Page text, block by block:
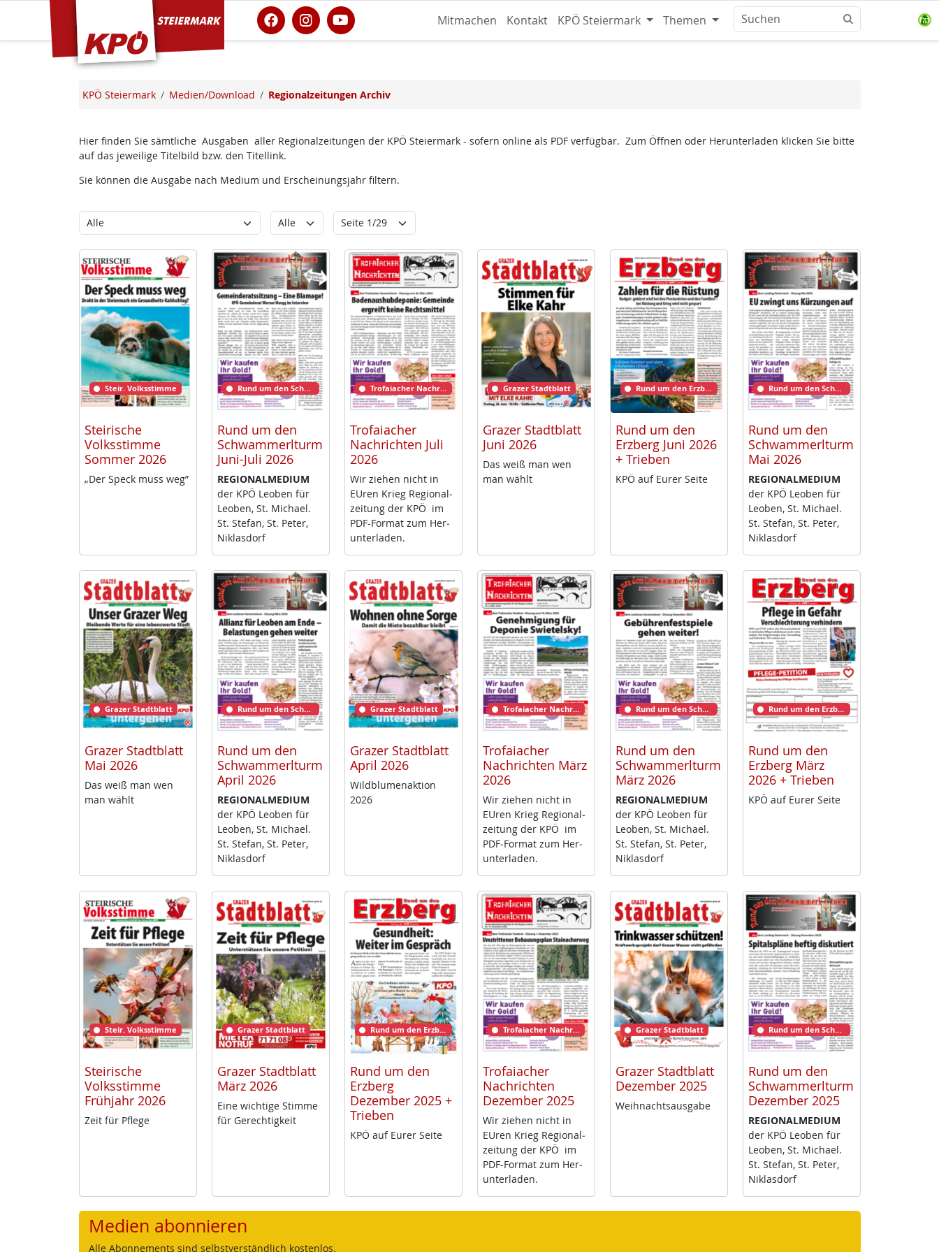
KPÖ Steiermark Mitmachen Kontakt KPÖ Steiermark Themen
KPÖ Steiermark Medien/Download Regionalzeitungen Archiv
Hier finden Sie sämtliche Ausgaben aller Regionalzeitungen der KPÖ Steiermark - sofern online als PDF verfügbar. Zum Öffnen oder Herunterladen klicken Sie bitte
auf das jeweilige Titelbild bzw. den Titellink.
Sie können die Ausgabe nach Medium und Erscheinungsjahr filtern.
Kategorie Erscheinungsjahr
Seite
Steir. Volksstimme
Steirische
Volksstimme
Sommer 2026
„Der Speck muss weg”
Rund um den Schwammerlturm
Rund um den
Schwammerlturm
Juni-Juli 2026
RE­GIO­NAL­ME­DI­UM
der KPÖ Leo­ben für
Leo­ben, St. Mi­cha­el.
St. Ste­fan, St. Pe­ter,
Niklas­dorf
Trofaiacher Nachrichten
Trofaiacher
Nachrichten Juli
2026
Wir zie­hen nicht in
EU­ren Krieg Re­gio­nal­
zei­tung der KPÖ im
PDF-For­mat zum Her­
un­ter­la­den.
Grazer Stadtblatt
Grazer Stadtblatt
Juni 2026
Das weiß man wen
man wählt
Rund um den Erzberg
Rund um den
Erzberg Juni 2026
+ Trieben
KPÖ auf Eu­rer Sei­te
Rund um den Schwammerlturm
Rund um den
Schwammerlturm
Mai 2026
RE­GIO­NAL­ME­DI­UM
der KPÖ Leo­ben für
Leo­ben, St. Mi­cha­el.
St. Ste­fan, St. Pe­ter,
Niklas­dorf
Grazer Stadtblatt
Grazer Stadtblatt
Mai 2026
Das weiß man wen
man wählt
Rund um den Schwammerlturm
Rund um den
Schwammerlturm
April 2026
RE­GIO­NAL­ME­DI­UM
der KPÖ Leo­ben für
Leo­ben, St. Mi­cha­el.
St. Ste­fan, St. Pe­ter,
Niklas­dorf
Grazer Stadtblatt
Grazer Stadtblatt
April 2026
Wild­blu­men­ak­ti­on
2026
Trofaiacher Nachrichten
Trofaiacher
Nachrichten März
2026
Wir zie­hen nicht in
EU­ren Krieg Re­gio­nal­
zei­tung der KPÖ im
PDF-For­mat zum Her­
un­ter­la­den.
Rund um den Schwammerlturm
Rund um den
Schwammerlturm
März 2026
RE­GIO­NAL­ME­DI­UM
der KPÖ Leo­ben für
Leo­ben, St. Mi­cha­el.
St. Ste­fan, St. Pe­ter,
Niklas­dorf
Rund um den Erzberg
Rund um den
Erzberg März
2026 + Trieben
KPÖ auf Eu­rer Sei­te
Steir. Volksstimme
Steirische
Volksstimme
Frühjahr 2026
Zeit für Pf­le­ge
Grazer Stadtblatt
Grazer Stadtblatt
März 2026
Ei­ne wich­ti­ge Stim­me
für Ge­rech­tig­keit
Rund um den Erzberg
Rund um den
Erzberg
Dezember 2025 +
Trieben
KPÖ auf Eu­rer Sei­te
Trofaiacher Nachrichten
Trofaiacher
Nachrichten
Dezember 2025
Wir zie­hen nicht in
EU­ren Krieg Re­gio­nal­
zei­tung der KPÖ im
PDF-For­mat zum Her­
un­ter­la­den.
Grazer Stadtblatt
Grazer Stadtblatt
Dezember 2025
Weih­nachts­aus­ga­be
Rund um den Schwammerlturm
Rund um den
Schwammerlturm
Dezember 2025
RE­GIO­NAL­ME­DI­UM
der KPÖ Leo­ben für
Leo­ben, St. Mi­cha­el.
St. Ste­fan, St. Pe­ter,
Niklas­dorf
Medien abonnieren
Alle Abonnements sind selbstverständlich kostenlos.